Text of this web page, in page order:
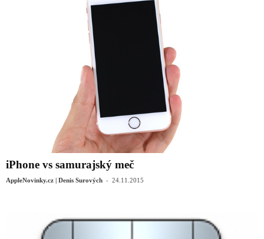
iPhone vs samurajský meč
AppleNovinky.cz | Denis Surových - 24.11.2015